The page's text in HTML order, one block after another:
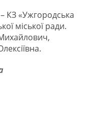
КЗ «Ужгородська
міської ради.